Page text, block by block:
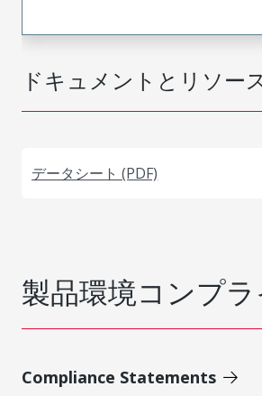
ドキュメントとリソー
データシート (PDF)
製品環境コンプ
Compliance Statements